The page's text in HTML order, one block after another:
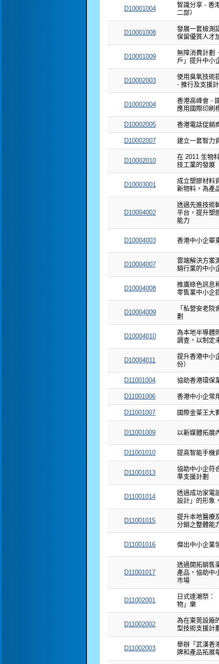
D10001004
智識分享 - 香
二部）
D10001008
發展一套檢測
保留優質人才
D10001009
無障消費計劃
戶」提升中小
D10002003
使用臭氧技術
- 推行及支援
D10002004
香港高峰會 -
應用國際印刷
D10002005 香港電話促銷
D10002007 建立一套智力
D10002010
在 2011 生物
技工業的發展
D10003001
成立塑膠材料
新物料，為產
D10004002
透過先進技術
平台，提升塑
能力
D10004003 香港中小企華
D10004007
雲端解決方案
銷行業的中小
D10004008
推廣綠色訊息
零售業中小企
D10004009
「私營安老
劃
D10004010
為本地半導體
調查，以制定
D10004011
提升香港中小
份）
D11001004 協助香港環保
D11001006 香港中小企常
D11001007 國際金茶王大
D11001009 以新媒體拓展
D11001010 提高智能手機
D11001013
協助中小企符
準支援計劃
D11001014
透過成功家電
設計」的形象
D11001015
提升本地醫療
分銷之整體能
D11001016 傑出中小企業
D11001017
透過開拓銷售
產品，協助中
市場
D11002001
日式達潮祭：
物」樂
D11002002
為在東莞設廠
型技術支援計
D11002003
舉辦「武漢香
牌和產品拓展